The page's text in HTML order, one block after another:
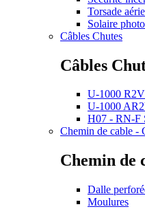
Torsade
Solaire
Câbles Chutes
Câbles
U-1000
U-1000
H07 - RN-F
Chemin de cable -
Chemin de
Dalle
Moulures